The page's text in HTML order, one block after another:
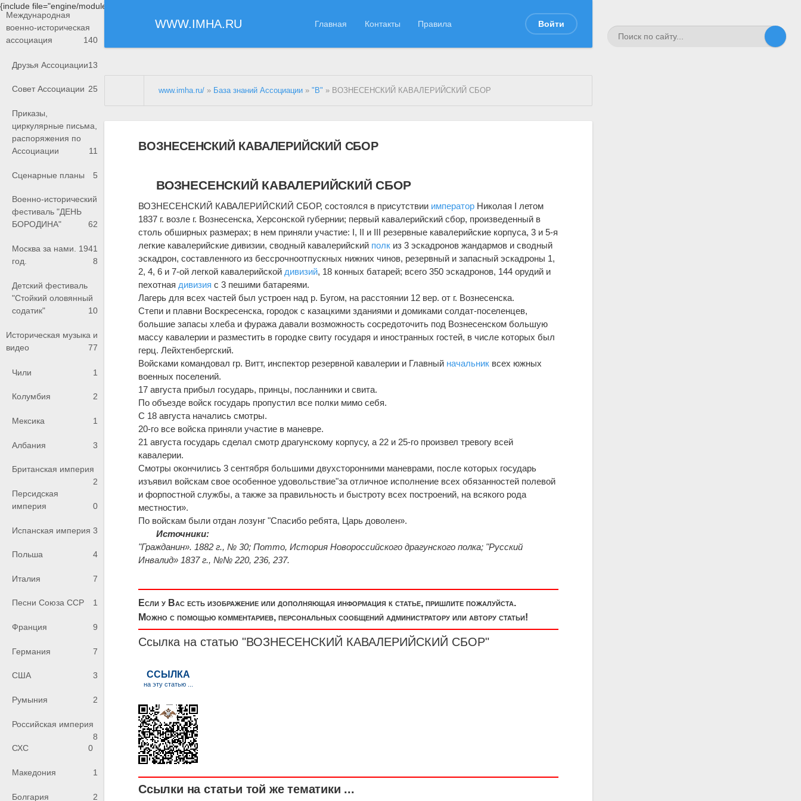
{include file="engine/modules/saperu/head.php"}
WWW.IMHA.RU Главная Контакты Правила Войти
Международная
военно-историческая
ассоциация
140
Друзья Ассоциации13
Совет Ассоциации 25
Приказы,
циркулярные письма,
распоряжения по
Ассоциации
11
Сценарные планы 5
Военно-исторический
фестиваль "ДЕНЬ
БОРОДИНА"
62
Москва за нами. 1941
год.
8
Детский фестиваль
"Стойкий оловянный
содатик"
10
Историческая музыка и
видео
77
Чили 1
Колумбия 2
Мексика 1
Албания 3
Британская империя
2
Персидская
империя
0
Испанская империя 3
Польша 4
Италия 7
Песни Союза ССР 1
Франция 9
Германия 7
США 3
Румыния 2
Российская империя
8
СХС
0
Македония 1
Болгария 2
www.imha.ru/ » База знаний Ассоциации »"В" » ВОЗНЕСЕНСКИЙ КАВАЛЕРИЙСКИЙ СБОР
ВОЗНЕСЕНСКИЙ КАВАЛЕРИЙСКИЙ СБОР
ВОЗНЕСЕНСКИЙ КАВАЛЕРИЙСКИЙ СБОР
ВОЗНЕСЕНСКИЙ КАВАЛЕРИЙСКИЙ СБОР, состоялся в присутствии император Николая I летом
1837 г. возле г. Вознесенска, Херсонской губернии; первый кавалерийский сбор, произведенный в
столь обширных размерах; в нем приняли участие: I, II и III резервные кавалерийские корпуса, 3 и 5-я
легкие кавалерийские дивизии, сводный кавалерийский полк из 3 эскадронов жандармов и сводный
эскадрон, составленного из бессрочноотпускных нижних чинов, резервный и запасный эскадроны 1,
2, 4, 6 и 7-ой легкой кавалерийской дивизий, 18 конных батарей; всего 350 эскадронов, 144 орудий и
пехотная дивизия с 3 пешими батареями.
Лагерь для всех частей был устроен над р. Бугом, на расстоянии 12 вер. от г. Вознесенска.
Степи и плавни Воскресенска, городок с казацкими зданиями и домиками солдат-поселенцев,
большие запасы хлеба и фуража давали возможность сосредоточить под Вознесенском большую
массу кавалерии и разместить в городке свиту государя и иностранных гостей, в числе которых был
герц. Лейхтенбергский.
Войсками командовал гр. Витт, инспектор резервной кавалерии и Главный начальник всех южных
военных поселений.
17 августа прибыл государь, принцы, посланники и свита.
По объезде войск государь пропустил все полки мимо себя.
С 18 августа начались смотры.
20-го все войска приняли участие в маневре.
21 августа государь сделал смотр драгунскому корпусу, а 22 и 25-го произвел тревогу всей
кавалерии.
Смотры окончились 3 сентября большими двухсторонними маневрами, после которых государь
изъявил войскам свое особенное удовольствие"за отличное исполнение всех обязанностей полевой
и форпостной службы, а также за правильность и быстроту всех построений, на всякого рода
местности».
По войскам были отдан лозунг "Спасибо ребята, Царь доволен».
Источники:
"Гражданин». 1882 г., № 30; Потто, История Новороссийского драгунского полка; "Русский
Инвалид» 1837 г., №№ 220, 236, 237.
Если у Вас есть изображение или дополняющая информация к статье, пришлите пожалуйста.
Можно с помощью комментариев, персональных сообщений администратору или автору статьи!
Ссылка на статью "ВОЗНЕСЕНСКИЙ КАВАЛЕРИЙСКИЙ СБОР"
Ссылки на статьи той же тематики ...